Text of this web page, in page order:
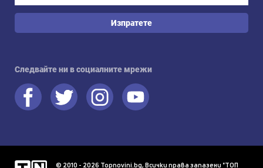
Изпратете
Следвайте ни в социалните мрежи
© 2010 - 2026 Topnovini.bg, Всички права запазени "ТОП